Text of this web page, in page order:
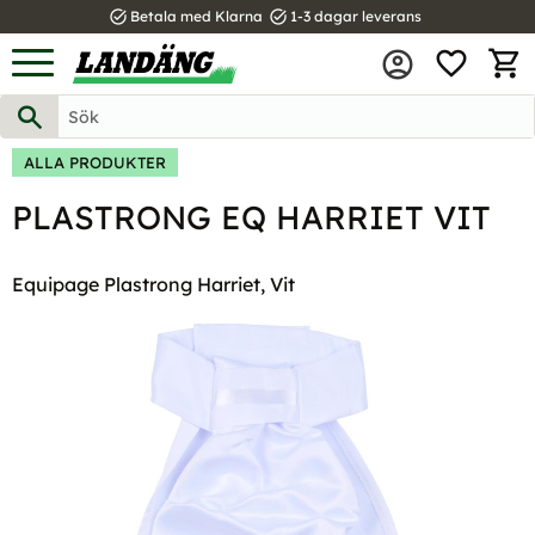
Meny
task_alt Betala med Klarna task_alt 1-3 dagar leverans
ALLA PRODUKTER
PLASTRONG EQ HARRIET VIT
Equipage Plastrong Harriet, Vit